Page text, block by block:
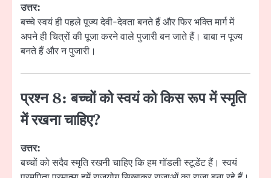
उत्तर:
बच्चे स्वयं ही पहले पूज्य देवी-देवता बनते हैं और फिर भक्ति मार्ग में
अपने ही चित्रों की पूजा करने वाले पुजारी बन जाते हैं। बाबा न पूज्य
बनते हैं और न पुजारी।
प्रश्न 8: बच्चों को स्वयं को किस रूप में स्मृति
में रखना चाहिए?
उत्तर:
बच्चों को सदैव स्मृति रखनी चाहिए कि हम गॉडली स्टूडेंट हैं। स्वयं